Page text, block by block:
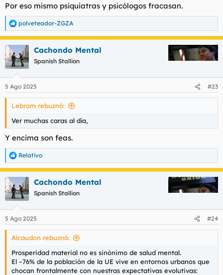
Por eso mismo psiquiatras y psicólogos fracasan.
R
e
a
c
c
i
e
s
polveteador-ZGZA
Cachondo Mental
Spanish Stallion
5 Ago 2025 #23
Lebrom rebuznó:
Ver muchas caras al día,
Y encima son feas.
R
e
a
c
c
i
e
s
Relativo
Cachondo Mental
Spanish Stallion
5 Ago 2025 #24
Alcaudon rebuznó:
Prosperidad material no es sinónimo de salud mental.
El ~76% de la población de la UE vive en entornos urbanos que
chocan frontalmente con nuestras expectativas evolutivas: